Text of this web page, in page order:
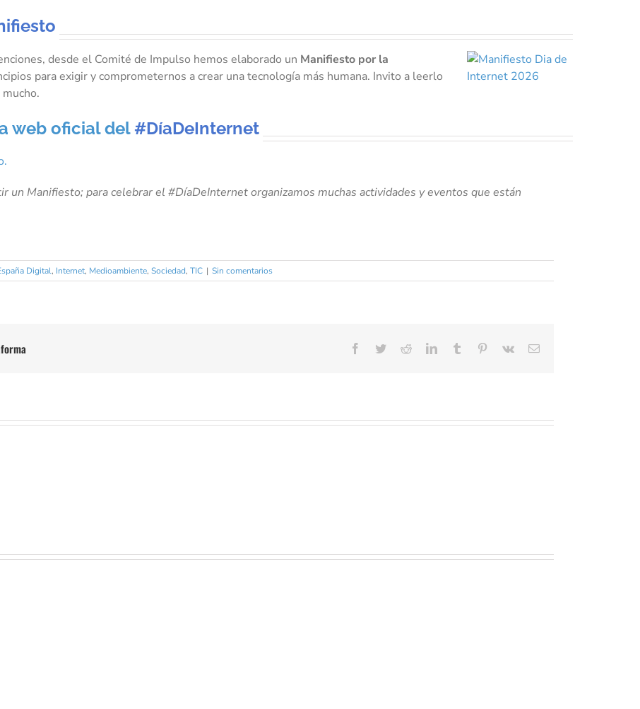
desde el Comité de Impulso hemos elaborado un Manifiesto por la
para exigir y comprometernos a crear una tecnología más humana. Invito a leerlo
web oficial del #DíaDeInternet
un Manifiesto; para celebrar el #DíaDeInternet organizamos muchas actividades y eventos que están
Digital, Internet, Medioambiente, Sociedad, TIC | Sin comentarios
Facebook
TwitterRedditLinkedInTumblr Pinterest
Vk
Correo